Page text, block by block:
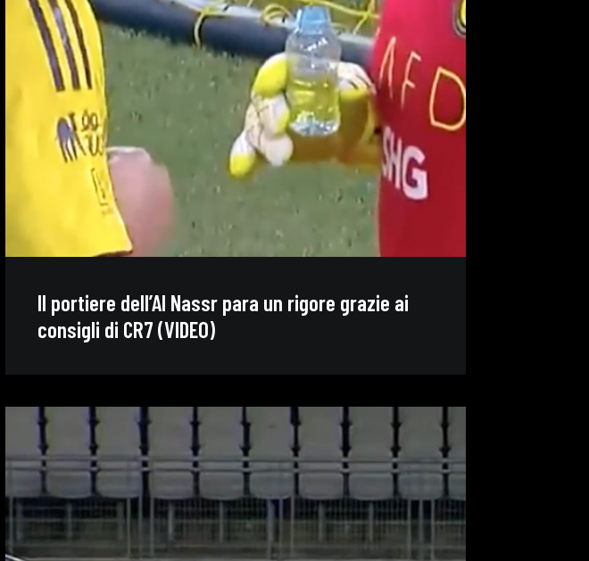
Il portiere dell’Al Nassr para un rigore grazie ai
consigli di CR7 (VIDEO)